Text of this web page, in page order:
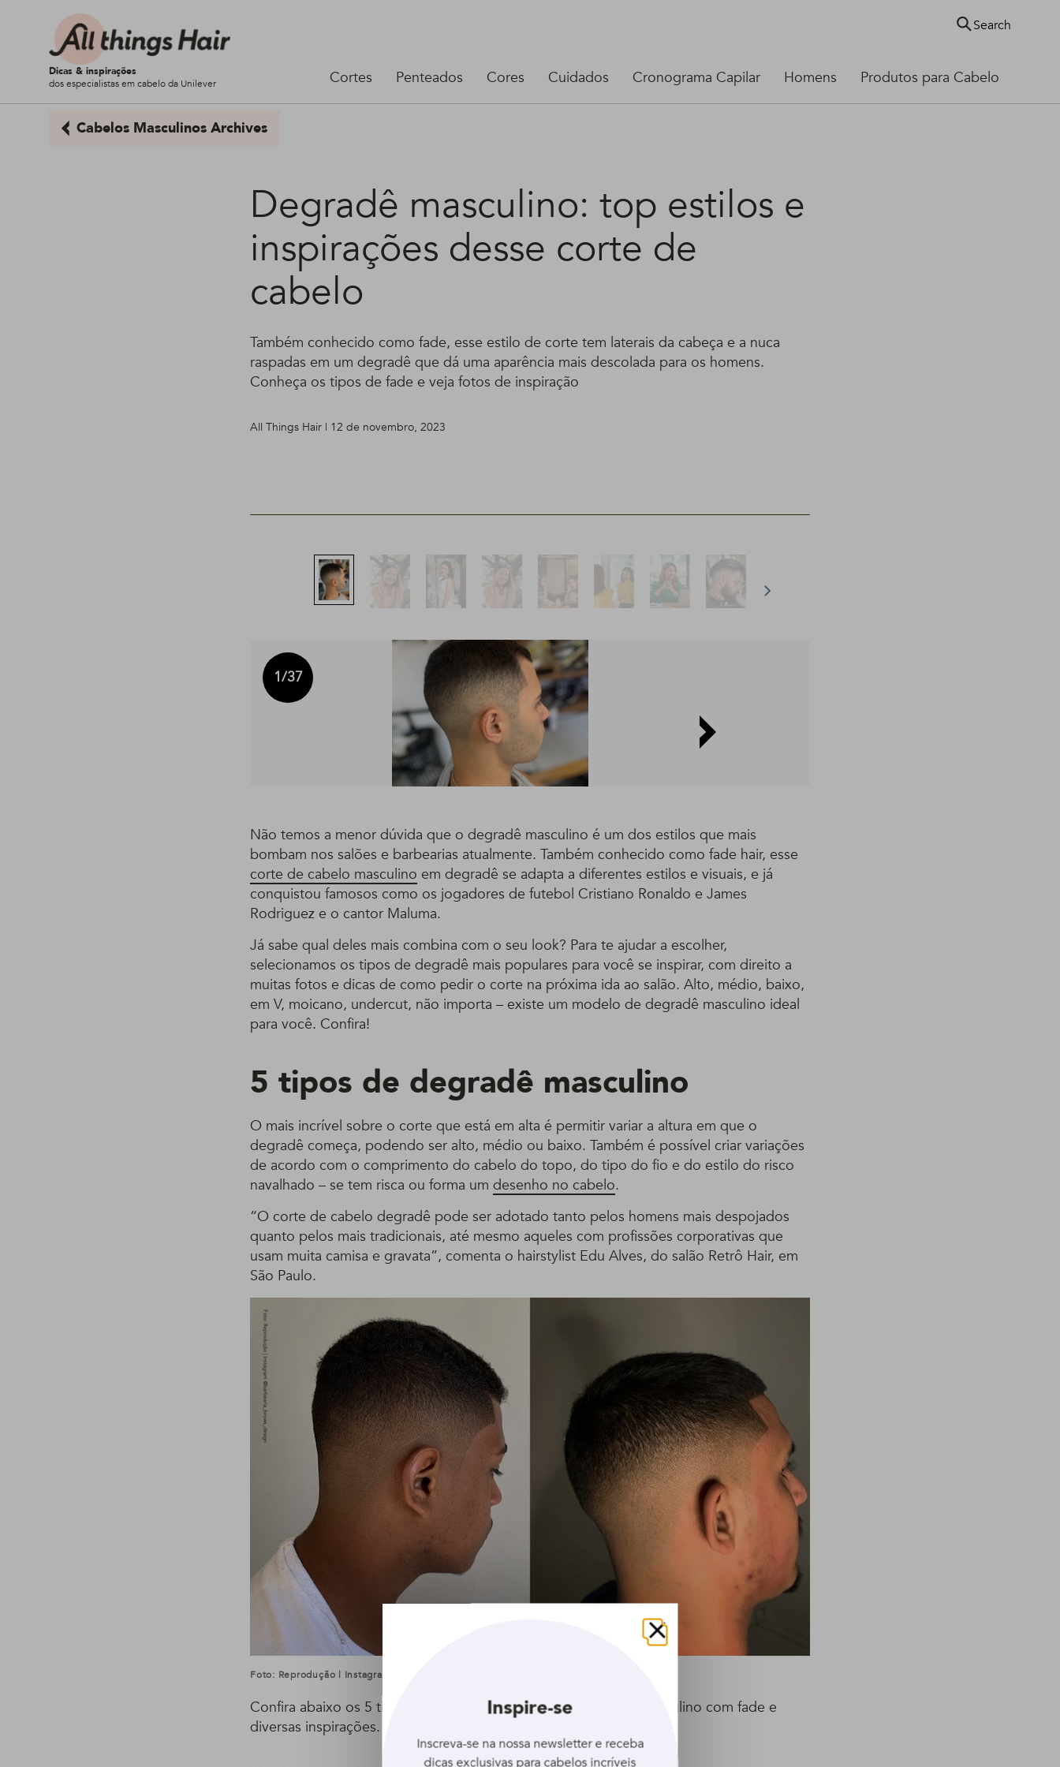
Dicas & inspirações
dos especialistas em cabelo da Unilever
Cortes Penteados Cores Cuidados Cronograma Capilar Homens Produtos para Cabelo
Search
Cabelos Masculinos Archives
Degradê masculino: top estilos e
inspirações desse corte de
cabelo
Também conhecido como fade, esse estilo de corte tem laterais da cabeça e a nuca
raspadas em um degradê que dá uma aparência mais descolada para os homens.
Conheça os tipos de fade e veja fotos de inspiração
All Things Hair | 12 de novembro, 2023
1/37
Não temos a menor dúvida que o degradê masculino é um dos estilos que mais
bombam nos salões e barbearias atualmente. Também conhecido como fade hair, esse
corte de cabelo masculino em degradê se adapta a diferentes estilos e visuais, e já
conquistou famosos como os jogadores de futebol Cristiano Ronaldo e James
Rodriguez e o cantor Maluma.
Já sabe qual deles mais combina com o seu look? Para te ajudar a escolher,
selecionamos os tipos de degradê mais populares para você se inspirar, com direito a
muitas fotos e dicas de como pedir o corte na próxima ida ao salão. Alto, médio, baixo,
em V, moicano, undercut, não importa – existe um modelo de degradê masculino ideal
para você. Confira!
5 tipos de degradê masculino
O mais incrível sobre o corte que está em alta é permitir variar a altura em que o
degradê começa, podendo ser alto, médio ou baixo. Também é possível criar variações
de acordo com o comprimento do cabelo do topo, do tipo do fio e do estilo do risco
navalhado – se tem risca ou forma um desenho no cabelo.
“O corte de cabelo degradê pode ser adotado tanto pelos homens mais despojados
quanto pelos mais tradicionais, até mesmo aqueles com profissões corporativas que
usam muita camisa e gravata”, comenta o hairstylist Edu Alves, do salão Retrô Hair, em
São Paulo.
Foto: Reprodução | Instagram @barbearia_brows_design
Confira abaixo os 5 tipos mais famosos dos cortes de cabelo masculino com fade e
diversas inspirações.
Fechar
Inspire-se
Inscreva-se na nossa newsletter e receba
dicas exclusivas para cabelos incríveis